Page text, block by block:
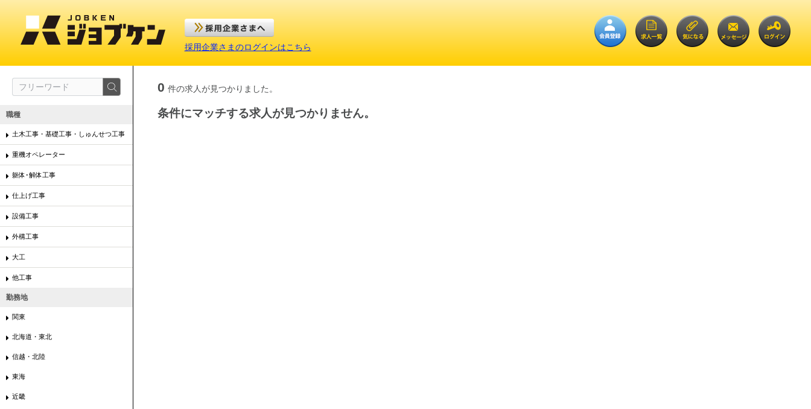
採用企業さまのログインはこちら
職種
土木工事・基礎工事・しゅんせつ工事
重機オペレーター
躯体･解体工事
仕上げ工事
設備工事
外構工事
大工
他工事
勤務地
関東
北海道・東北
信越・北陸
東海
近畿
0 件の求人が見つかりました。
条件にマッチする求人が見つかりません。